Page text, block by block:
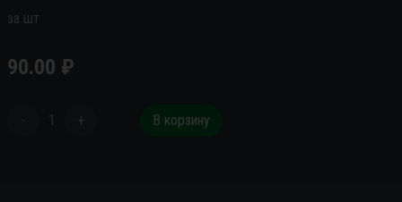
за шт
90.00 ₽
- 1 + В корзину